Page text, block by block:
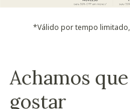
*Válido por tempo
Achamos
gostar